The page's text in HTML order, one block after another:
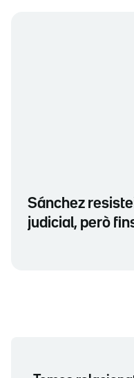
Sánchez
judicial, però